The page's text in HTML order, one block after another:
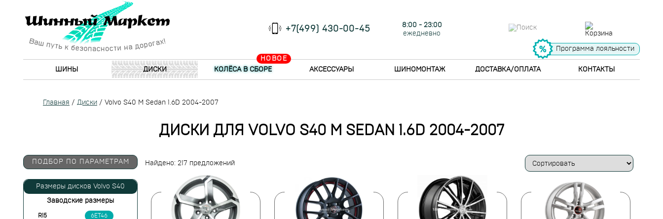
+7(499) 430-00-45
8:00 - 23:00
ежедневно
Программа лояльности
ШИНЫ ДИСКИ
НОВОЕ
КОЛЁСА В СБОРЕ АКСЕССУАРЫ ШИНОМОНТАЖ ДОСТАВКА/ОПЛАТА КОНТАКТЫ
Главная / Диски / Volvo S40 M Sedan 1.6D 2004-2007
ДИСКИ ДЛЯ VOLVO S40 M SEDAN 1.6D 2004-2007
Найдено: 217 предложений
ПОДБОР ПО ПАРАМЕТРАМ
Размеры дисков Volvo S40
Заводские размеры
R15 6ET46